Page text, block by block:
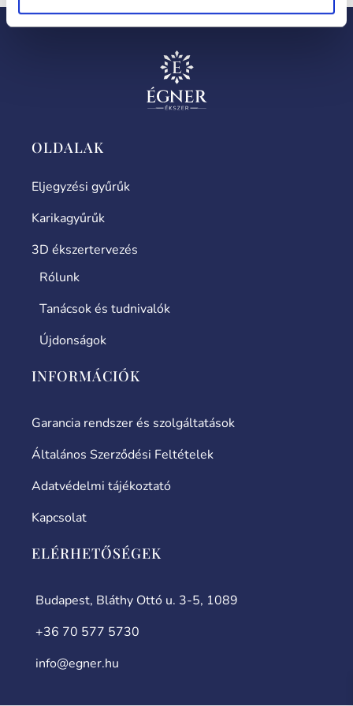
OLDALAK
Eljegyzési gyűrűk
Karikagyűrűk
3D ékszertervezés
Rólunk
Tanácsok és tudnivalók
Újdonságok
INFORMÁCIÓK
Garancia rendszer és szolgáltatások
Általános Szerződési Feltételek
Adatvédelmi tájékoztató
Kapcsolat
ELÉRHETŐSÉGEK
Budapest, Bláthy Ottó u. 3-5, 1089
+36 70 577 5730
info@egner.hu